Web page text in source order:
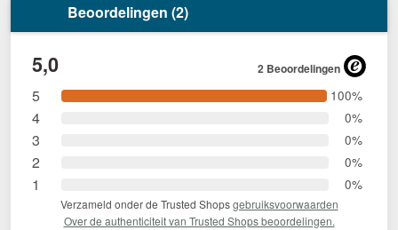
Beoordelingen (2)
5,0 2 Beoordelingen
5 100%
4 0%
3 0%
2 0%
1 0%
Verzameld onder de Trusted Shopsgebruiksvoorwaarden
Over de authenticiteit van Trusted Shops beoordelingen.